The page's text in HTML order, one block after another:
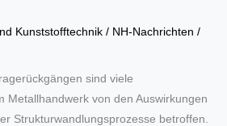
Kunststofftechnik/ NH-Nachrichten /
sind viele
Metallhandwerk von den Auswirkungen
Strukturwandlungsprozesse betroffen.